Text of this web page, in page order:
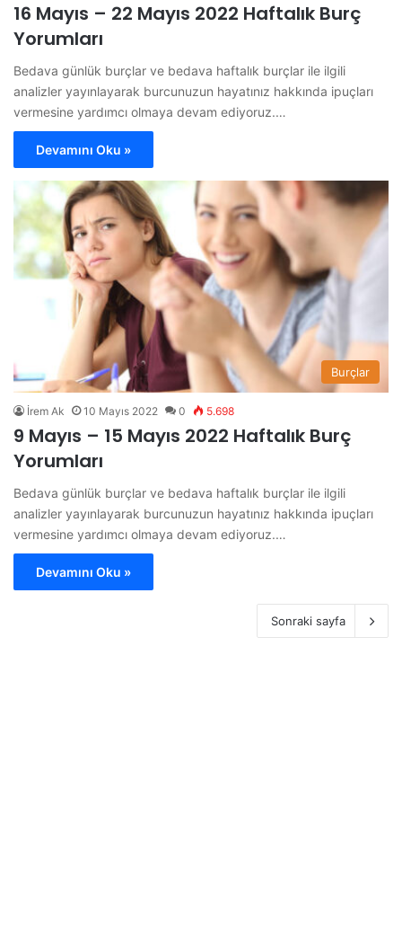
16 Mayıs – 22 Mayıs 2022 Haftalık Burç
Yorumları
Bedava günlük burçlar ve bedava haftalık burçlar ile ilgili
analizler yayınlayarak burcunuzun hayatınız hakkında ipuçları
vermesine yardımcı olmaya devam ediyoruz.…
Devamını Oku »
Burçlar
İrem Ak 10 Mayıs 2022 0 5.698
9 Mayıs – 15 Mayıs 2022 Haftalık Burç
Yorumları
Bedava günlük burçlar ve bedava haftalık burçlar ile ilgili
analizler yayınlayarak burcunuzun hayatınız hakkında ipuçları
vermesine yardımcı olmaya devam ediyoruz.…
Devamını Oku »
Sonraki sayfa